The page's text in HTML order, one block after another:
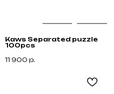
Kaws Separated puzzle
100pcs
11 900 р.